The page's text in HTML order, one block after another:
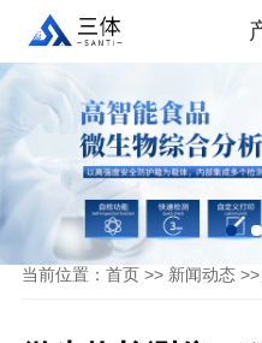
当前位置： 首页>> 新闻动态>>